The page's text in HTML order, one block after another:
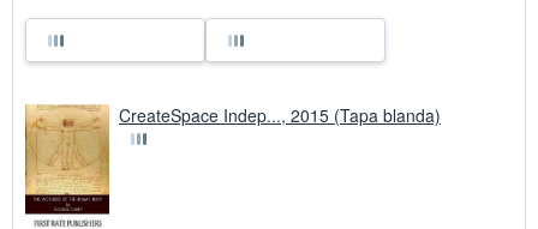
CreateSpace Indep..., 2015 (Tapa blanda)